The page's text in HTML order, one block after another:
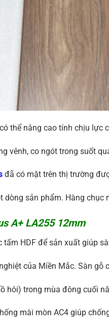
thể nâng cao tính chịu lực
vênh, co ngót trong suốt
đã có mặt trên thị trường
dòng sản phẩm. Hàng
A+ LA255 12mm
tấm HDF để sản xuất giúp
của Miền Mắc. Sàn
hôi) trong mùa đông cuối
mài mòn AC4 giúp